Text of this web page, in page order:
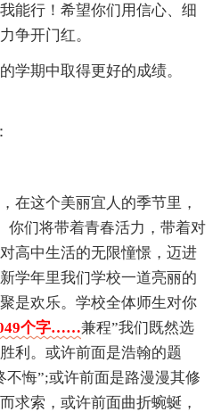
能行！希望你们用信心、细
争开门红。
学期中取得更好的成绩。
在这个美丽宜人的季节里，
们将带着青春活力，带着对
高中生活的无限憧憬，迈进
学年里我们学校一道亮丽的
是欢乐。学校全体师生对你
个字……兼程”我们既然选
利。或许前面是浩翰的题
不悔”;或许前面是路漫漫其修
求索，或许前面曲折蜿蜒，